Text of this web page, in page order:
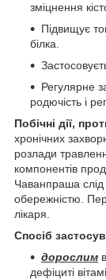
зміцнення
Підвищує
білка.
Регулярне
родючість і
Побічні дії,
хронічних
розлади
компонентів
Чаванпраша слід
обережністю.
лікаря.
Спосіб
дорослим
дефіциті